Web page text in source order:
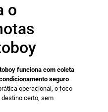
o
funciona com coleta
seguro
operacional, o foco
destino certo, sem